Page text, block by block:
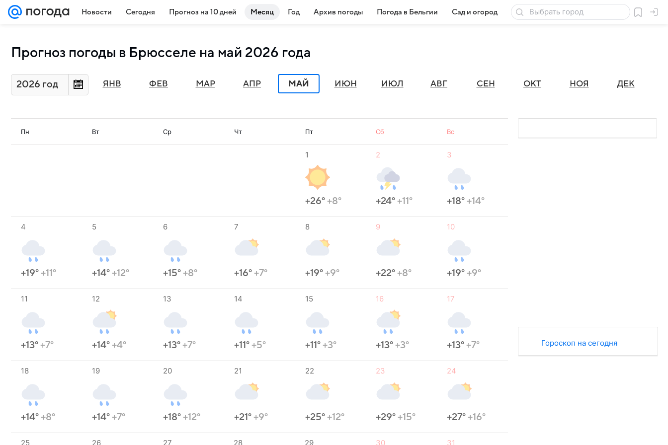
Новости Сегодня Прогноз на 10 дней Месяц Год Архив погоды Погода в Бельгии Сад и огород Товары для дачи
Прогноз погоды в Брюсселе на май 2026 года
2026 год ЯНВ ФЕВ МАР АПР МАЙ ИЮН ИЮЛ АВГ СЕН ОКТ НОЯ ДЕК
Пн Вт Ср Чт Пт Сб Вс
1
+26°+8°
2
+24°+11°
3
+18°+14°
4
+19°+11°
5
+14°+12°
6
+15°+8°
7
+16°+7°
8
+19°+9°
9
+22°+8°
10
+19°+9°
11
+13°+7°
12
+14°+4°
13
+13°+7°
14
+11°+5°
15
+11°+3°
16
+13°+3°
17
+13°+7°
18
+14°+8°
19
+14°+7°
20
+18°+12°
21
+21°+9°
22
+25°+12°
23
+29°+15°
24
+27°+16°
25 26 27 28 29 30 31
Гороскоп на сегодня